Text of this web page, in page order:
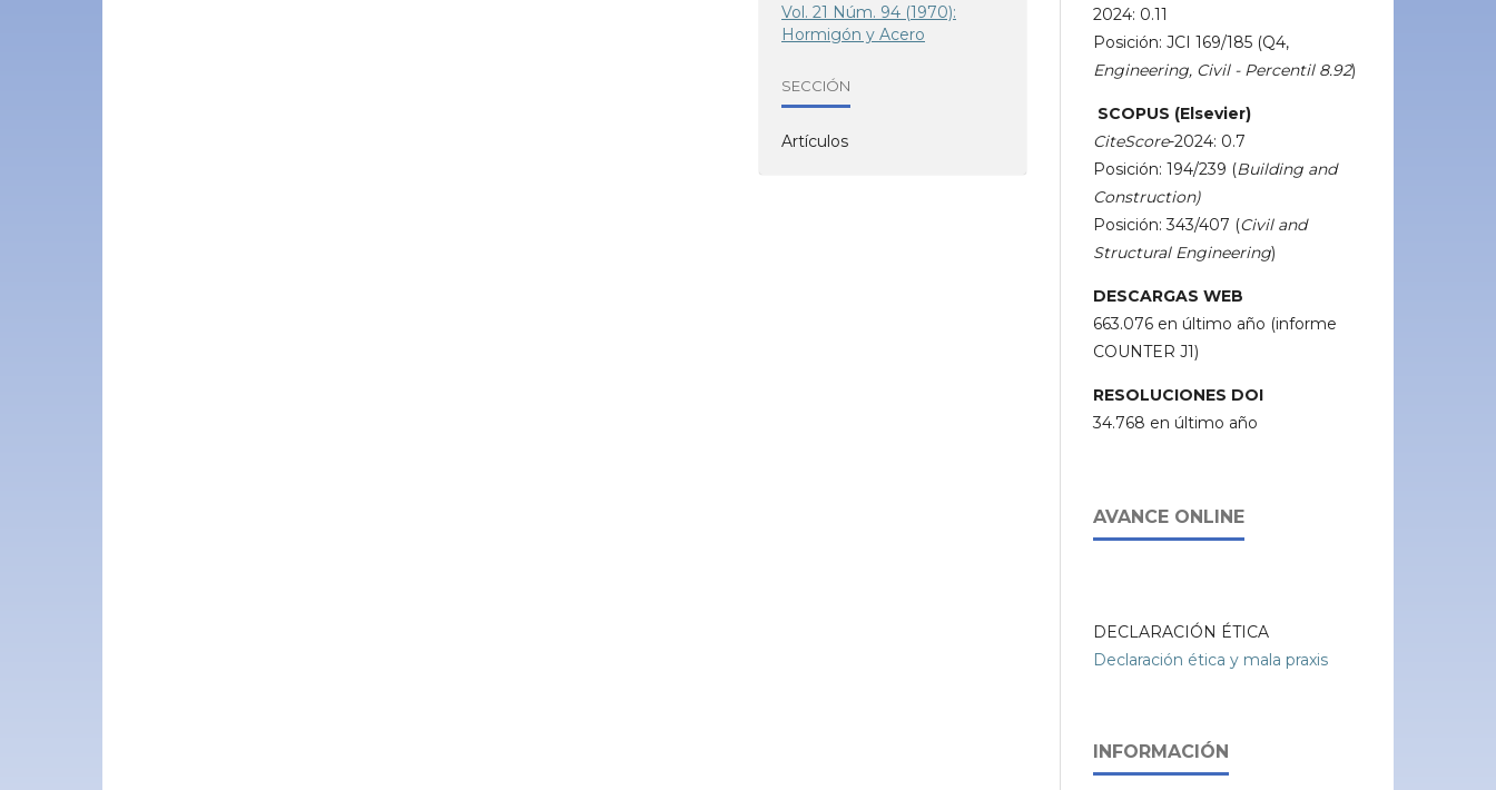
Vol. 21 Núm. 94 (1970):
Hormigón y Acero
SECCIÓN
Artículos
2024: 0.11
Posición: JCI 169/185 (Q4,
Engineering, Civil - Percentil 8.92)
SCOPUS (Elsevier)
CiteScore-2024: 0.7
Posición: 194/239 (Building and
Construction)
Posición: 343/407 (Civil and
Structural Engineering)
DESCARGAS WEB
663.076 en último año (informe
COUNTER J1)
RESOLUCIONES DOI
34.768 en último año
AVANCE ONLINE
DECLARACIÓN ÉTICA
Declaración ética y mala praxis
INFORMACIÓN